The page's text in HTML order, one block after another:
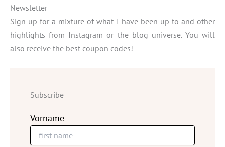
Newsletter
Sign up for a mixture of what I have been up to and other
highlights from Instagram or the blog universe. You will
also receive the best coupon codes!
Subscribe
Vorname